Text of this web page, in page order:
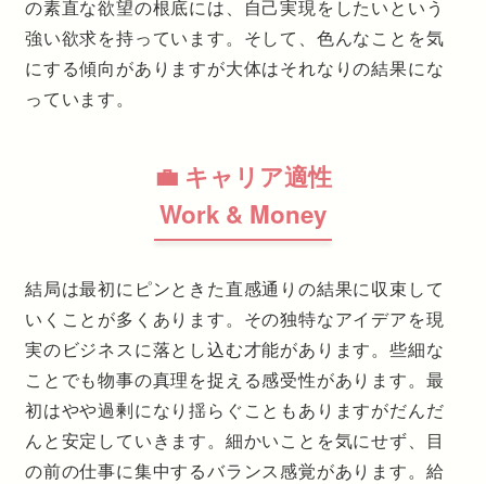
の素直な欲望の根底には、自己実現をしたいという
強い欲求を持っています。そして、色んなことを気
にする傾向がありますが大体はそれなりの結果にな
っています。
💼 キャリア適性
Work & Money
結局は最初にピンときた直感通りの結果に収束して
いくことが多くあります。その独特なアイデアを現
実のビジネスに落とし込む才能があります。些細な
ことでも物事の真理を捉える感受性があります。最
初はやや過剰になり揺らぐこともありますがだんだ
んと安定していきます。細かいことを気にせず、目
の前の仕事に集中するバランス感覚があります。給